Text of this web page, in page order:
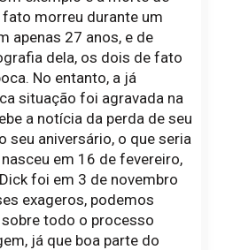
fato morreu durante um
apenas 27 anos, e de
dela, os dois de fato
No entanto, a já
situação foi agravada na
a notícia da perda de seu
seu aniversário, o que seria
em 16 de fevereiro,
foi em 3 de novembro
exageros, podemos
todo o processo
já que boa parte do